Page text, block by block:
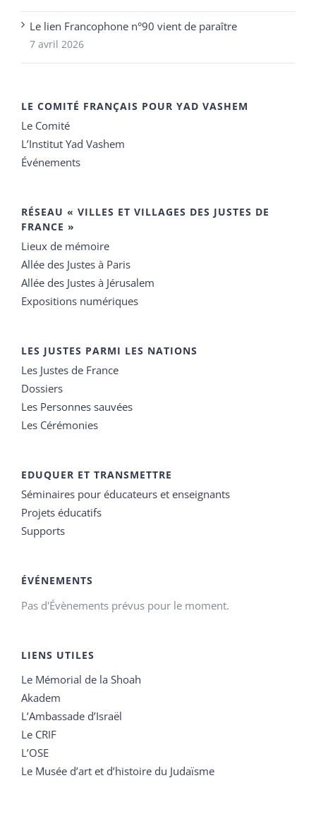
Le lien Francophone n°90 vient de paraître
7 avril 2026
LE COMITÉ FRANÇAIS POUR YAD VASHEM
Le Comité
L’Institut Yad Vashem
Événements
RÉSEAU « VILLES ET VILLAGES DES JUSTES DE
FRANCE »
Lieux de mémoire
Allée des Justes à Paris
Allée des Justes à Jérusalem
Expositions numériques
LES JUSTES PARMI LES NATIONS
Les Justes de France
Dossiers
Les Personnes sauvées
Les Cérémonies
EDUQUER ET TRANSMETTRE
Séminaires pour éducateurs et enseignants
Projets éducatifs
Supports
ÉVÉNEMENTS
Pas d'Évènements prévus pour le moment.
LIENS UTILES
Le Mémorial de la Shoah
Akadem
L’Ambassade d’Israël
Le CRIF
L’OSE
Le Musée d’art et d’histoire du Judaïsme